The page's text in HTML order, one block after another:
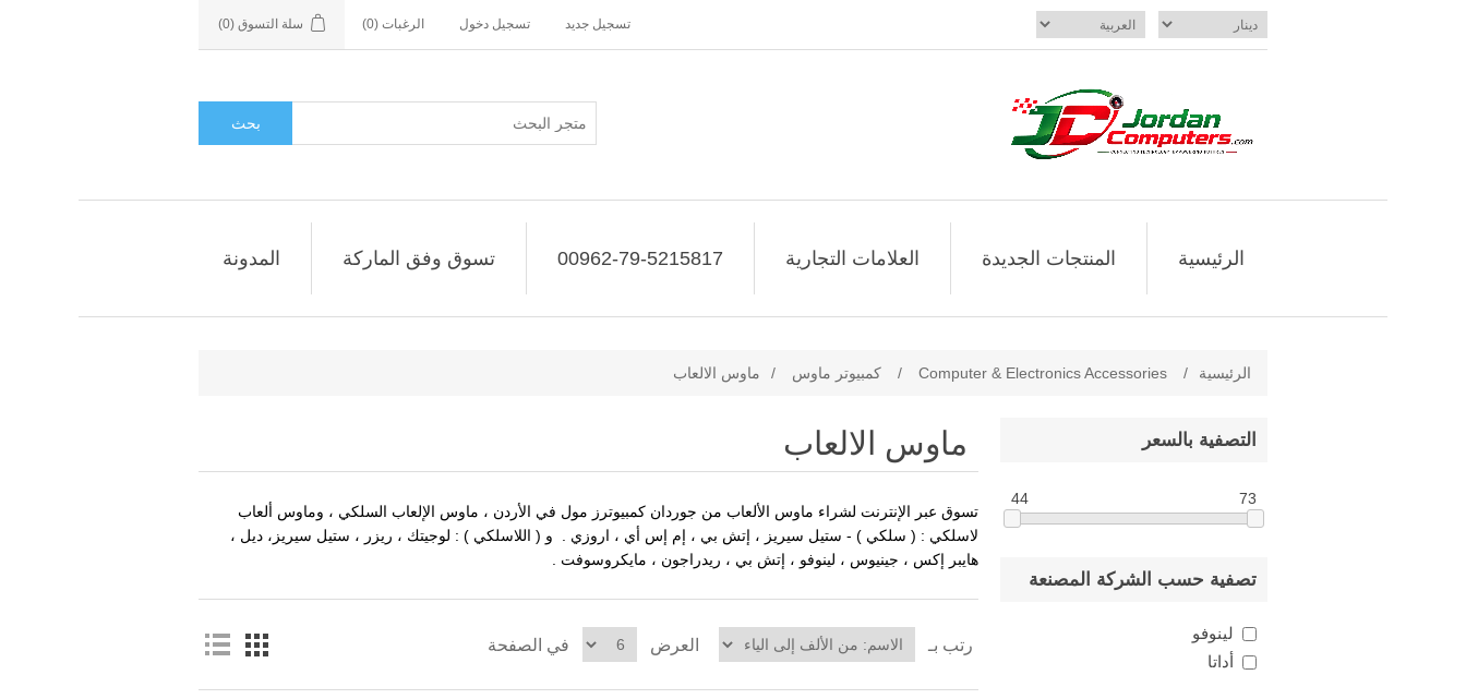
تسجيل جديد تسجيل دخول الرغبات (0) سلة التسوق (0)
بحث
الرئيسية المنتجات الجديدة العلامات التجارية 00962-79-5215817 تسوق وفق الماركة المدونة
الرئيسية /
Computer & Electronics Accessories
/ كمبيوتر ماوس / ماوس الالعاب
التصفية بالسعر
44 73
تصفية حسب الشركة المصنعة
لينوفو
أداتا
ماوس الالعاب
تسوق عبر الإنترنت لشراء ماوس الألعاب من جوردان كمبيوترز مول في الأردن ، ماوس الإلعاب السلكي ، وماوس ألعاب
لاسلكي : ( سلكي ) - ستيل سيريز ، إتش بي ، إم إس أي ، اروزي . و ( اللاسلكي ) : لوجيتك ، ريزر ، ستيل سيريز، ديل ،
هايبر إكس ، جينيوس ، لينوفو ، إتش بي ، ريدراجون ، مايكروسوفت .
رتب بـ العرض في الصفحة